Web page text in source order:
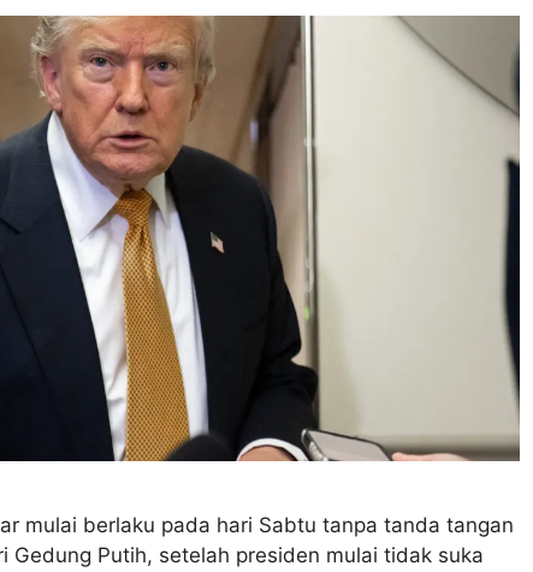
mulai berlaku pada hari Sabtu tanpa tanda tangan
Gedung Putih, setelah presiden mulai tidak suka